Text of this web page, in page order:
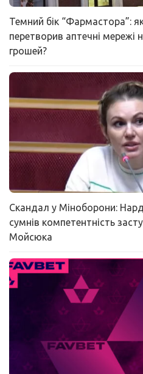
Темний бік “Фармастора”:
перетворив аптечні мережі
грошей?
Скандал у Міноборони:
сумнів компетентність
Мойсюка